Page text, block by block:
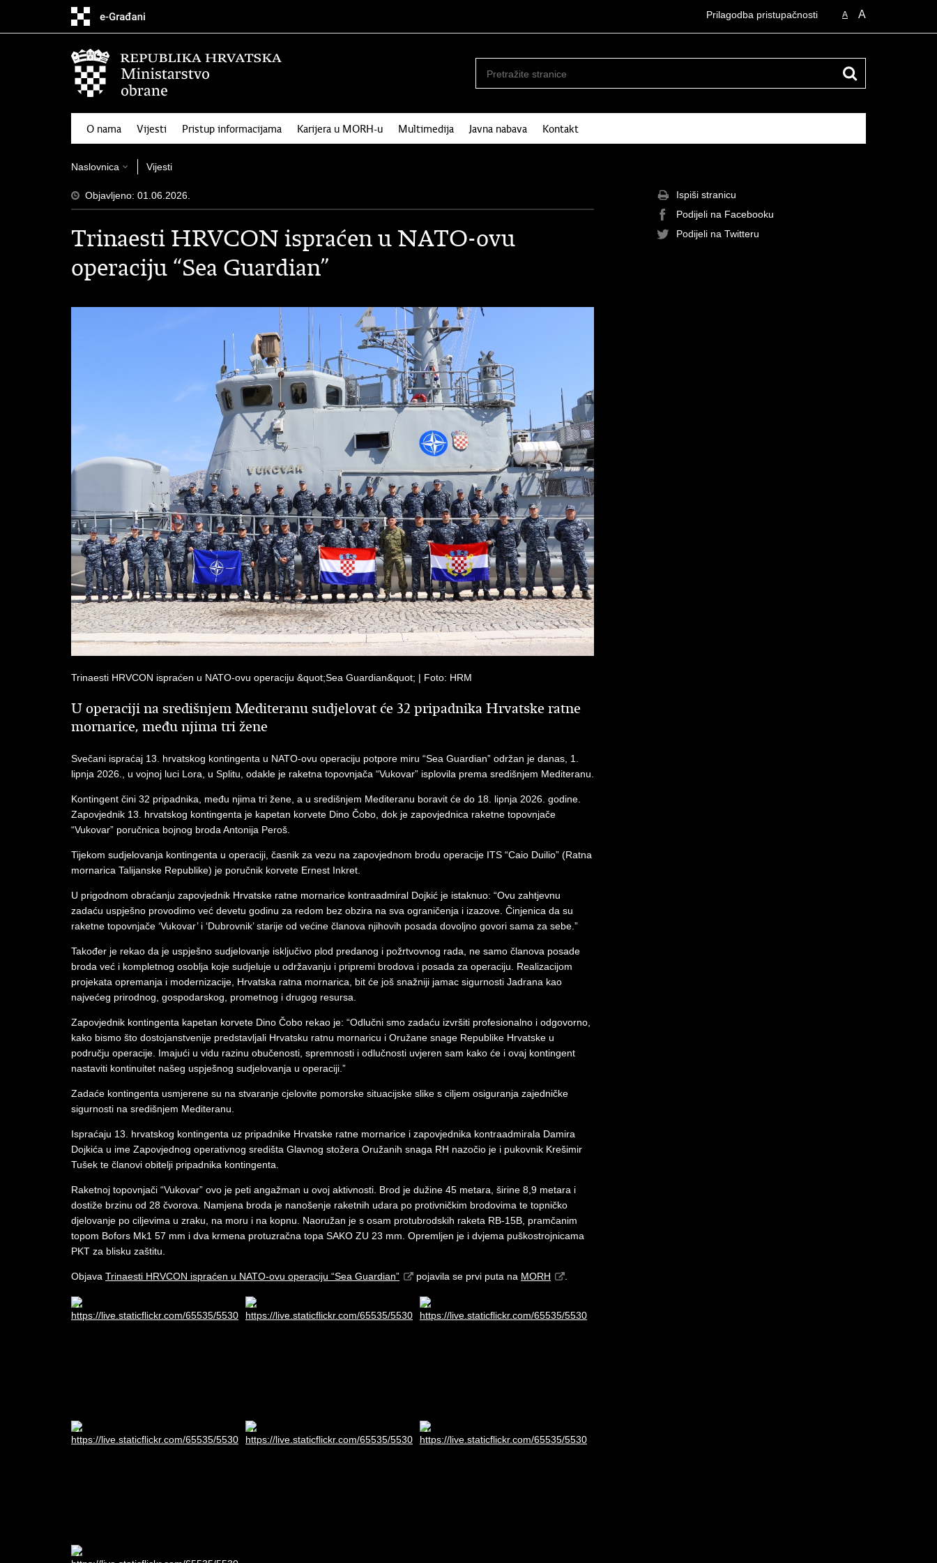
A A
Prilagodba pristupačnosti
O nama Vijesti Pristup informacijama Karijera u MORH-u Multimedija Javna nabava Kontakt
Naslovnica Vijesti
Objavljeno: 01.06.2026.
Trinaesti HRVCON ispraćen u NATO-ovu
operaciju “Sea Guardian”
Trinaesti HRVCON ispraćen u NATO-ovu operaciju &quot;Sea Guardian&quot; | Foto: HRM
U operaciji na središnjem Mediteranu sudjelovat će 32 pripadnika Hrvatske ratne
mornarice, među njima tri žene
Svečani ispraćaj 13. hrvatskog kontingenta u NATO-ovu operaciju potpore miru “Sea Guardian” održan je danas, 1.
lipnja 2026., u vojnoj luci Lora, u Splitu, odakle je raketna topovnjača “Vukovar” isplovila prema središnjem Mediteranu.
Kontingent čini 32 pripadnika, među njima tri žene, a u središnjem Mediteranu boravit će do 18. lipnja 2026. godine.
Zapovjednik 13. hrvatskog kontingenta je kapetan korvete Dino Čobo, dok je zapovjednica raketne topovnjače
“Vukovar” poručnica bojnog broda Antonija Peroš.
Tijekom sudjelovanja kontingenta u operaciji, časnik za vezu na zapovjednom brodu operacije ITS “Caio Duilio” (Ratna
mornarica Talijanske Republike) je poručnik korvete Ernest Inkret.
U prigodnom obraćanju zapovjednik Hrvatske ratne mornarice kontraadmiral Dojkić je istaknuo: “Ovu zahtjevnu
zadaću uspješno provodimo već devetu godinu za redom bez obzira na sva ograničenja i izazove. Činjenica da su
raketne topovnjače ‘Vukovar’ i ‘Dubrovnik’ starije od većine članova njihovih posada dovoljno govori sama za sebe.”
Također je rekao da je uspješno sudjelovanje isključivo plod predanog i požrtvovnog rada, ne samo članova posade
broda već i kompletnog osoblja koje sudjeluje u održavanju i pripremi brodova i posada za operaciju. Realizacijom
projekata opremanja i modernizacije, Hrvatska ratna mornarica, bit će još snažniji jamac sigurnosti Jadrana kao
najvećeg prirodnog, gospodarskog, prometnog i drugog resursa.
Zapovjednik kontingenta kapetan korvete Dino Čobo rekao je: “Odlučni smo zadaću izvršiti profesionalno i odgovorno,
kako bismo što dostojanstvenije predstavljali Hrvatsku ratnu mornaricu i Oružane snage Republike Hrvatske u
području operacije. Imajući u vidu razinu obučenosti, spremnosti i odlučnosti uvjeren sam kako će i ovaj kontingent
nastaviti kontinuitet našeg uspješnog sudjelovanja u operaciji.”
Zadaće kontingenta usmjerene su na stvaranje cjelovite pomorske situacijske slike s ciljem osiguranja zajedničke
sigurnosti na središnjem Mediteranu.
Ispraćaju 13. hrvatskog kontingenta uz pripadnike Hrvatske ratne mornarice i zapovjednika kontraadmirala Damira
Dojkića u ime Zapovjednog operativnog središta Glavnog stožera Oružanih snaga RH nazočio je i pukovnik Krešimir
Tušek te članovi obitelji pripadnika kontingenta.
Raketnoj topovnjači “Vukovar” ovo je peti angažman u ovoj aktivnosti. Brod je dužine 45 metara, širine 8,9 metara i
dostiže brzinu od 28 čvorova. Namjena broda je nanošenje raketnih udara po protivničkim brodovima te topničko
djelovanje po ciljevima u zraku, na moru i na kopnu. Naoružan je s osam protubrodskih raketa RB-15B, pramčanim
topom Bofors Mk1 57 mm i dva krmena protuzračna topa SAKO ZU 23 mm. Opremljen je i dvjema puškostrojnicama
PKT za blisku zaštitu.
Objava Trinaesti HRVCON ispraćen u NATO-ovu operaciju “Sea Guardian” pojavila se prvi puta na MORH .
Ispiši stranicu
Podijeli na Facebooku
Podijeli na Twitteru